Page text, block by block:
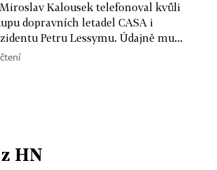
Kalousek telefonoval kvůli
dopravních letadel CASA i
Petru Lessymu. Údajně mu...
HN